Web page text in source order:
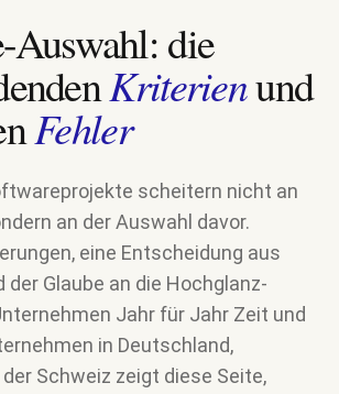
Auswahl: die
Kriterienund
Fehler
scheitern nicht an
an der Auswahl davor.
eine Entscheidung aus
der Glaube an die Hochglanz-
Jahr für Jahr Zeit und
in Deutschland,
Schweiz zeigt diese Seite,